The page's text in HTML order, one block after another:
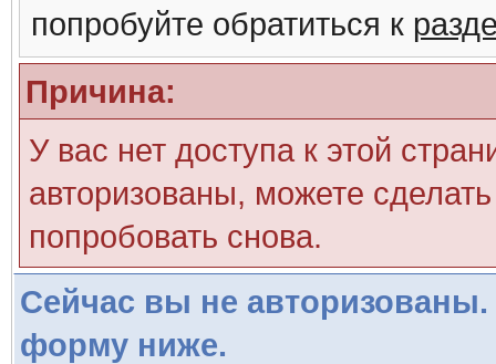
попробуйте обратиться к
Причина:
У вас нет доступа к этой
авторизованы, можете
попробовать снова.
Сейчас вы не авторизованы.
форму ниже.